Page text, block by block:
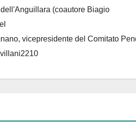
(coautore Biagio
, vicepresidente del Comitato